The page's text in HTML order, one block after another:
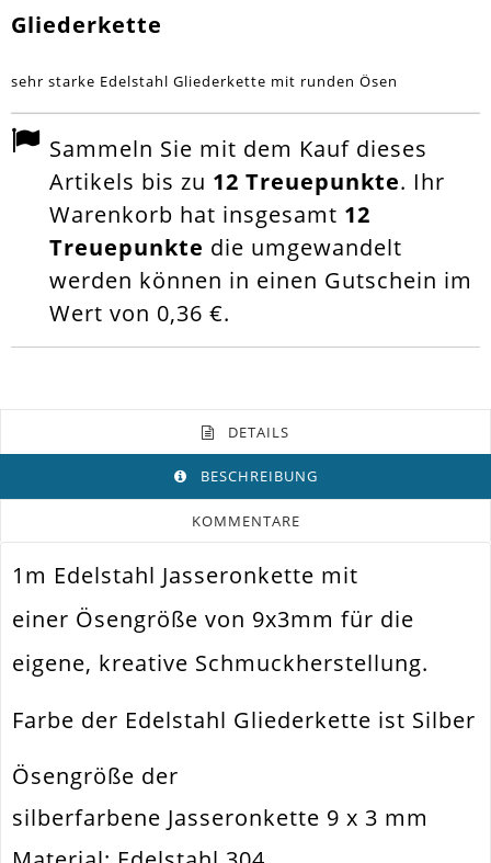
Gliederkette
sehr starke Edelstahl Gliederkette mit runden Ösen
Sammeln Sie mit dem Kauf dieses
Artikels bis zu 12 Treuepunkte. Ihr
Warenkorb hat insgesamt 12
Treuepunkte die umgewandelt
werden können in einen Gutschein im
Wert von 0,36 €.
DETAILS
BESCHREIBUNG
KOMMENTARE
Farbe Silber
Funktion Schmuck Kette
Spezifikation Jasseronkette
Verwendung
Halsband. Armband. Schlüsselanhänger.
Taschenanhänger
Größe Außen
Breite 9mm
Materialstärke 3mm
1m Edelstahl Jasseronkette mit
einer Ösengröße von 9x3mm für die
eigene, kreative Schmuckherstellung.
Farbe der Edelstahl Gliederkette ist Silber
Ösengröße der
silberfarbene Jasseronkette 9 x 3 mm